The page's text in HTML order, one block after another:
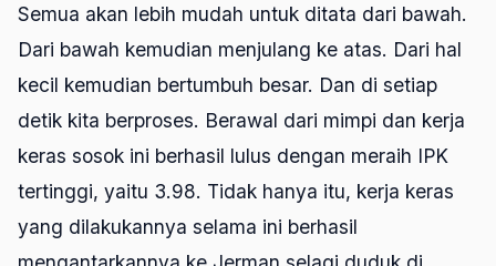
Semua akan lebih mudah untuk ditata dari bawah.
Dari bawah kemudian menjulang ke atas. Dari hal
kecil kemudian bertumbuh besar. Dan di setiap
detik kita berproses. Berawal dari mimpi dan kerja
keras sosok ini berhasil lulus dengan meraih IPK
tertinggi, yaitu 3.98. Tidak hanya itu, kerja keras
yang dilakukannya selama ini berhasil